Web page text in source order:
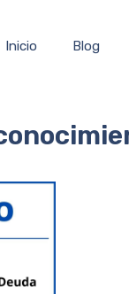
Inicio Blog